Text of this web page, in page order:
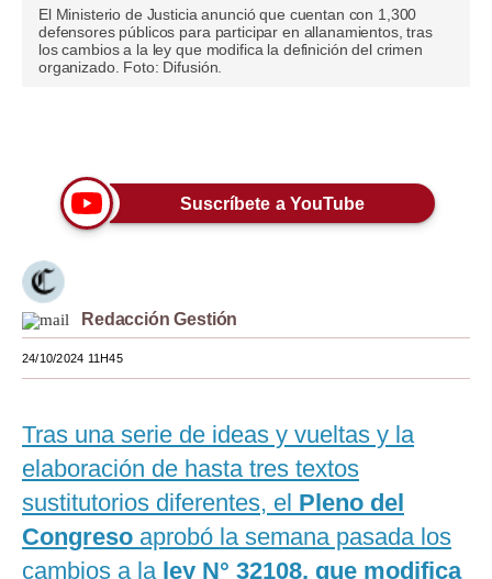
Lujo
Viajes
Mundo
México
España
Internacional
Tecnología
Club del Suscriptor
Mix
G de Gestión
El Ministerio de Justicia anunció que cuentan con 1,300
defensores públicos para participar en allanamientos, tras
los cambios a la ley que modifica la definición del crimen
organizado. Foto: Difusión.
Suscríbete a YouTube
Redacción Gestión
24/10/2024 11H45
Tras una serie de ideas y vueltas y la
elaboración de hasta tres textos
sustitutorios diferentes, el Pleno del
Congreso aprobó la semana pasada los
cambios a la ley N° 32108, que modifica